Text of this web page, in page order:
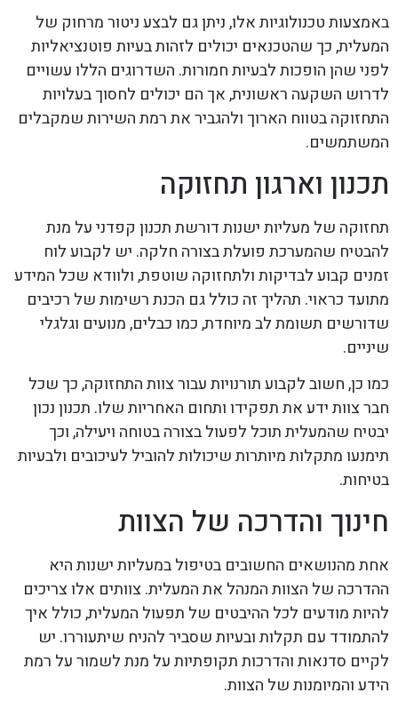
באמצעות טכנולוגיות אלו, ניתן גם לבצע ניטור מרחוק של
המעלית, כך שהטכנאים יכולים לזהות בעיות פוטנציאליות
לפני שהן הופכות לבעיות חמורות. השדרוגים הללו עשויים
לדרוש השקעה ראשונית, אך הם יכולים לחסוך בעלויות
התחזוקה בטווח הארוך ולהגביר את רמת השירות שמקבלים
המשתמשים.
תכנון וארגון תחזוקה
תחזוקה של מעליות ישנות דורשת תכנון קפדני על מנת
להבטיח שהמערכת פועלת בצורה חלקה. יש לקבוע לוח
זמנים קבוע לבדיקות ולתחזוקה שוטפת, ולוודא שכל המידע
מתועד כראוי. תהליך זה כולל גם הכנת רשימות של רכיבים
שדורשים תשומת לב מיוחדת, כמו כבלים, מנועים וגלגלי
שיניים.
כמו כן, חשוב לקבוע תורנויות עבור צוות התחזוקה, כך שכל
חבר צוות ידע את תפקידו ותחום האחריות שלו. תכנון נכון
יבטיח שהמעלית תוכל לפעול בצורה בטוחה ויעילה, וכך
תימנעו מתקלות מיותרות שיכולות להוביל לעיכובים ולבעיות
בטיחות.
חינוך והדרכה של הצוות
אחת מהנושאים החשובים בטיפול במעליות ישנות היא
ההדרכה של הצוות המנהל את המעלית. צוותים אלו צריכים
להיות מודעים לכל ההיבטים של תפעול המעלית, כולל איך
להתמודד עם תקלות ובעיות שסביר להניח שיתעוררו. יש
לקיים סדנאות והדרכות תקופתיות על מנת לשמור על רמת
הידע והמיומנות של הצוות.